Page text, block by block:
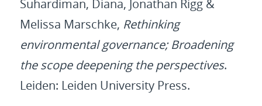
Suhardiman, Diana, Jonathan Rigg &
Melissa Marschke, Rethinking
environmental governance; Broadening
the scope deepening the perspectives.
Leiden: Leiden University Press.